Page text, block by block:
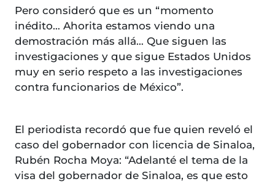
Pero consideró que es un “momento
inédito… Ahorita estamos viendo una
demostración más allá… Que siguen las
investigaciones y que sigue Estados Unidos
muy en serio respeto a las investigaciones
contra funcionarios de México”.
El periodista recordó que fue quien reveló el
caso del gobernador con licencia de Sinaloa,
Rubén Rocha Moya: “Adelanté el tema de la
visa del gobernador de Sinaloa, es que esto